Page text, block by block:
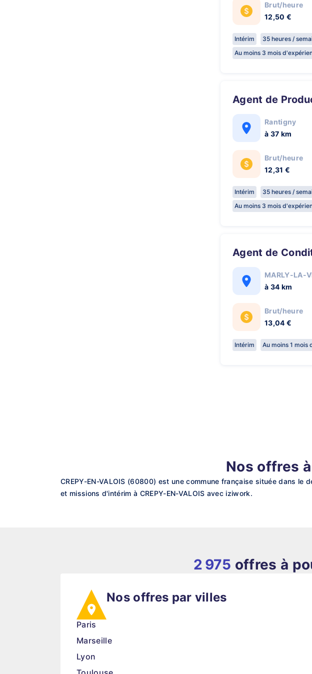
Brut/heure
12,50 €
Intérim
35 heures /
Au moins 3 mois
Agent de
Rantigny
à 37 km
Brut/heure
12,31 €
Intérim
35 heures /
Au moins 3 mois
Agent de
MARLY-LA-
à 34 km
Brut/heure
13,04 €
Intérim Au moins 1 mois
Nos offres à
CREPY-EN-VALOIS (60800) est une commune française située dans
et missions d'intérim à CREPY-EN-VALOIS avec iziwork.
2 975 offres à
Nos offres par villes
Paris
Marseille
Lyon